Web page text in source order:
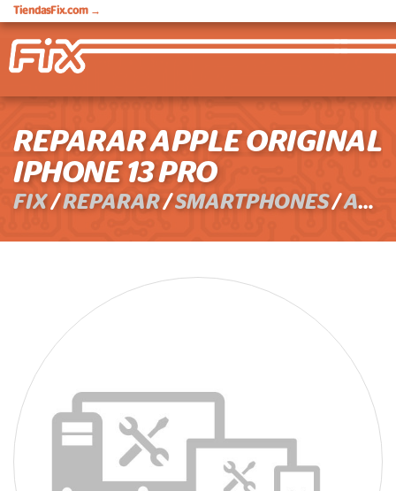
TiendasFix.com →
REPARAR APPLE ORIGINAL
IPHONE 13 PRO
FIX/REPARAR/SMARTPHONES/APPLE ORIGINAL